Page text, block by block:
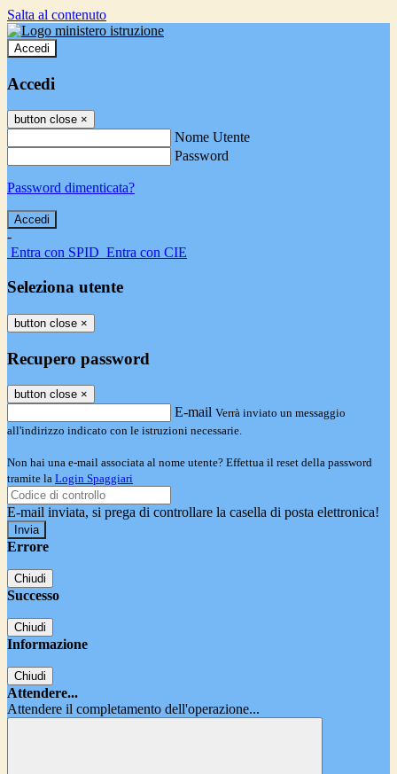
Salta al contenuto
Accedi
Accedi
button close ×
Nome Utente
Password
Password dimenticata?
-
Entra con SPID Entra con CIE
Seleziona utente
button close ×
Recupero password
button close ×
E-mail Verrà inviato un messaggio
all'indirizzo indicato con le istruzioni necessarie.
Non hai una e-mail associata al nome utente? Effettua il reset della password
tramite la Login Spaggiari
E-mail inviata, si prega di controllare la casella di posta elettronica!
Errore
Chiudi
Successo
Chiudi
Informazione
Chiudi
Attendere...
Attendere il completamento dell'operazione...